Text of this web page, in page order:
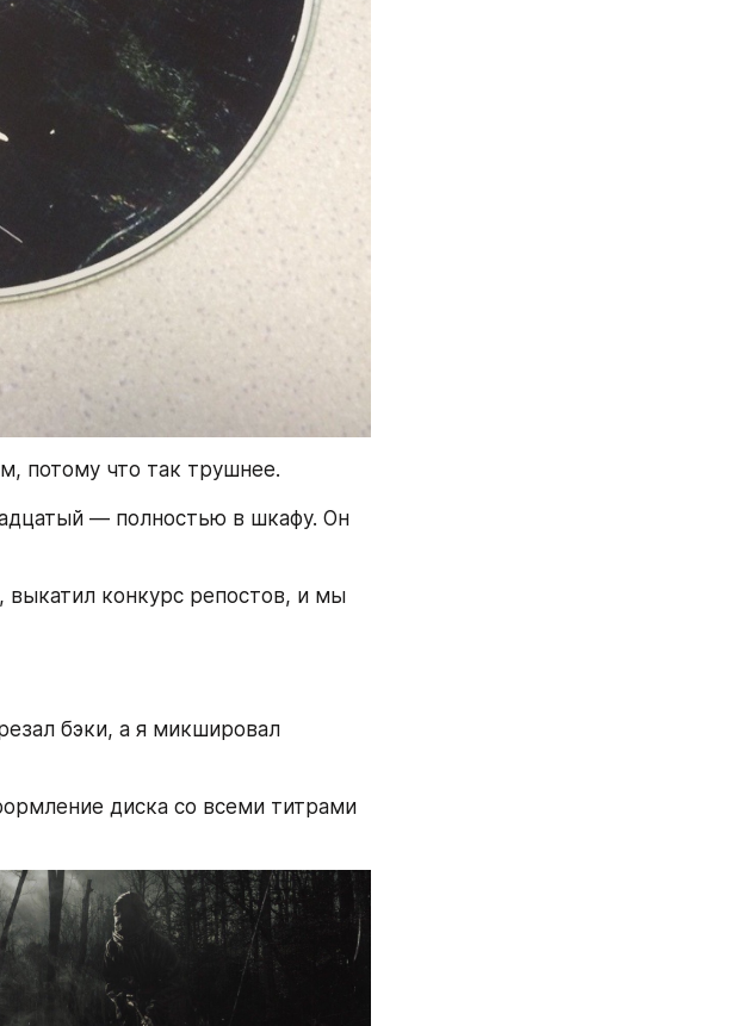
потому что так трушнее.
— полностью в шкафу. Он
конкурс репостов, и мы
бэки, а я микшировал
диска со всеми титрами